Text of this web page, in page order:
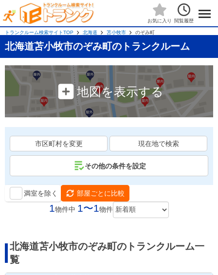
お気に入り 閲覧履歴
トランクルーム検索サイトTOP 北海道 苫小牧市 のぞみ町
北海道苫小牧市のぞみ町のトランクルーム
地図を表示する
市区町村を変更 現在地で検索
その他の条件を設定
満室を除く 部屋ごとに比較
1物件中 1〜1物件
北海道苫小牧市のぞみ町のトランクルーム一
覧